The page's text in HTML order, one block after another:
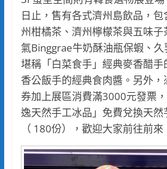
日止，售有各式濟州島飲品，
州柑橘茶、濟州檸檬茶與五味
氣Binggrae牛奶酥油瓶保蝦、
堪稱「白菜食手」經典麥香醋
香公飯手的經典食肉醬。另外，
券加上展區消費滿3000元發票
逸天然手工冰品」免費兌換天然
（ 180份），歡迎大家前往前來